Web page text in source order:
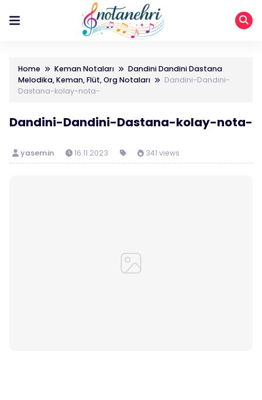
Home Keman Notaları
Dandini Dandini Dastana
Melodika, Keman, Flüt, Org Notaları
Dandini-Dandini-
Dastana-kolay-nota-
Dandini-Dandini-Dastana-kolay-nota-
yasemin 16.11.2023 341 views